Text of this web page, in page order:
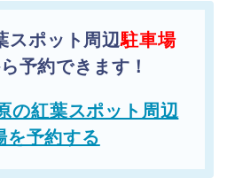
スポット周辺駐車場
予約できます！
の紅葉スポット周辺
を予約する